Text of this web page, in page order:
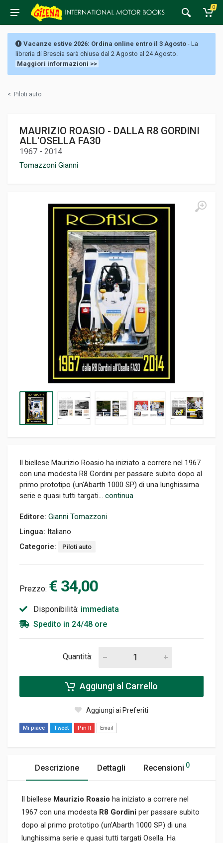
0
Vacanze estive 2026: Ordina online entro il 3 Agosto - La
libreria di Brescia sarà chiusa dal 2 Agosto al 24 Agosto.
Maggiori informazioni >>
< Piloti auto
MAURIZIO ROASIO - DALLA R8 GORDINI
ALL'OSELLA FA30
1967 - 2014
Tomazzoni Gianni
Il biellese Maurizio Roasio ha iniziato a correre nel 1967
con una modesta R8 Gordini per passare subito dopo al
primo prototipo (un'Abarth 1000 SP) di una lunghissima
serie e quasi tutti targati... continua
Editore: Gianni Tomazzoni
Lingua: Italiano
Categorie:
Piloti auto
Prezzo: € 34,00
Disponibilità: immediata
Spedito in 24/48 ore
Quantità:
Aggiungi al Carrello
Aggiungi ai Preferiti
Mi piace Tweet Pin It Email
Descrizione Dettagli Recensioni 0
Il biellese Maurizio Roasio ha iniziato a correre nel
1967 con una modesta R8 Gordini per passare subito
dopo al primo prototipo (un'Abarth 1000 SP) di una
lunghissima serie e quasi tutti targati Osella. Ha